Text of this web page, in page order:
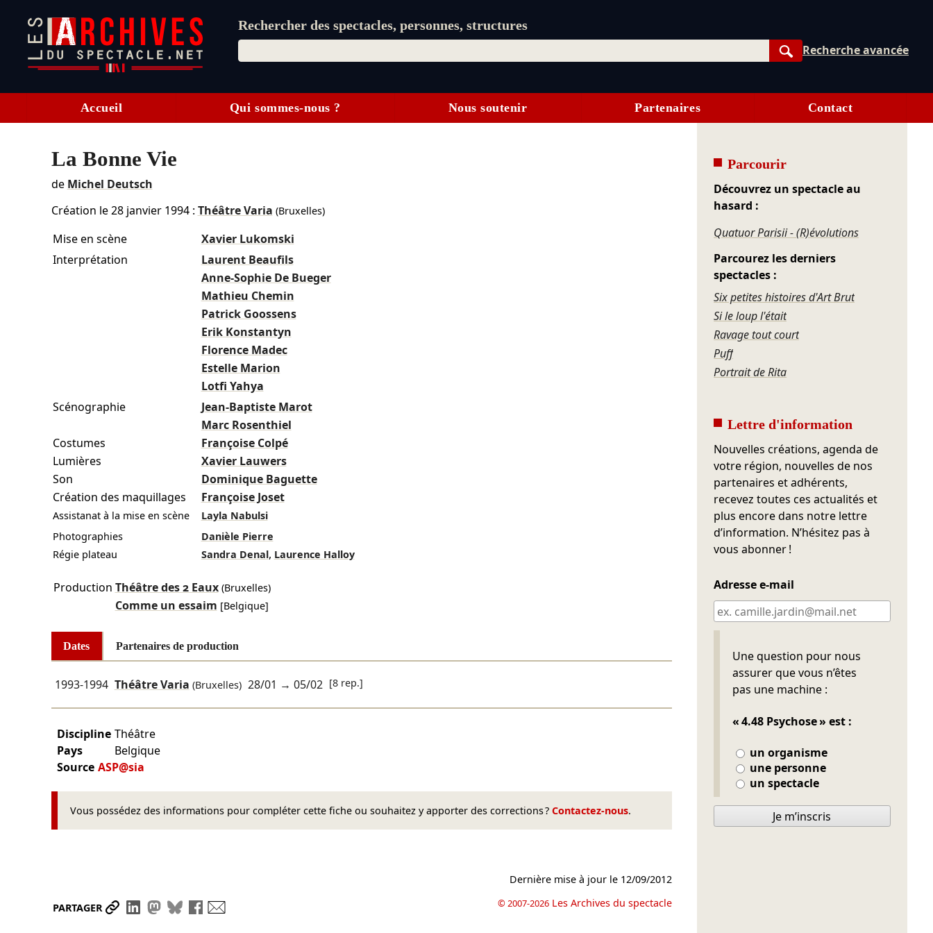
Rechercher des spectacles, personnes, structures
Rechercher
Recherche avancée
Accueil Qui sommes-nous ? Nous soutenir Partenaires Contact
La Bonne Vie
de Michel Deutsch
Création le28 janvier 1994: Théâtre Varia (Bruxelles)
Mise en scène
Xavier Lukomski
Interprétation
Laurent Beaufils
Anne-Sophie De Bueger
Mathieu Chemin
Patrick Goossens
Erik Konstantyn
Florence Madec
Estelle Marion
Lotfi Yahya
Scénographie
Jean-Baptiste Marot
Marc Rosenthiel
Costumes
Françoise Colpé
Lumières
Xavier Lauwers
Son
Dominique Baguette
Création des maquillages
Françoise Joset
Assistanat à la mise en scène
Layla Nabulsi
Photographies
Danièle Pierre
Régie plateau
Sandra Denal, Laurence Halloy
Production Théâtre des 2 Eaux(Bruxelles)
Comme un essaim [Belgique]
Dates Partenaires de production
1993-1994 Théâtre Varia (Bruxelles) 28/01 → 05/02 [8 rep.]
Discipline Théâtre
Pays
Belgique
Source ASP@sia
Vous possédez des informations pour compléter cette fiche ou souhaitez y apporter des corrections ? Contactez-nous.
PARTAGER Partager le lien
Partager sur LinkedIn
Partager sur Mastodon
Partager sur Bluesky
Partager sur Facebook
Dernière mise à jour le 12/09/2012
© 2007-2026 Les Archives du spectacle
Parcourir
Découvrez un spectacle au
hasard :
Quatuor Parisii - (R)évolutions
Parcourez les derniers
spectacles :
Six petites histoires d'Art Brut
Si le loup l'était
Ravage tout court
Puff
Portrait de Rita
Lettre d'information
Nouvelles créations, agenda de
votre région, nouvelles de nos
partenaires et adhérents,
recevez toutes ces actualités et
plus encore dans notre lettre
d’information. N’hésitez pas à
vous abonner !
Adresse e-mail
Une question pour nous
assurer que vous n’êtes
pas une machine :
« 4.48 Psychose » est :
un organisme
une personne
un spectacle
Ne pas remplir
Je m’inscris